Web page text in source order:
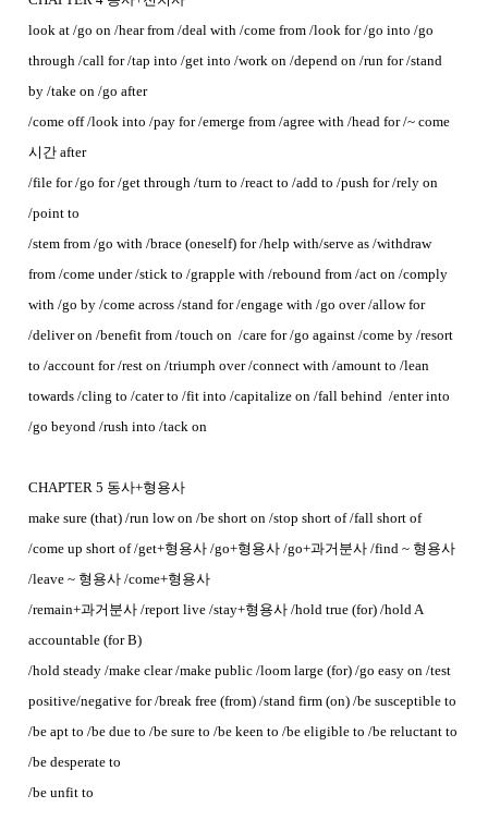
look at /go on /hear from /deal with /come from /look for /go into /go
through /call for /tap into /get into /work on /depend on /run for /stand
by /take on /go after
/come off /look into /pay for /emerge from /agree with /head for /~ come
시간 after
/file for /go for /get through /turn to /react to /add to /push for /rely on
/point to
/stem from /go with /brace (oneself) for /help with/serve as /withdraw
from /come under /stick to /grapple with /rebound from /act on /comply
with /go by /come across /stand for /engage with /go over /allow for
/deliver on /benefit from /touch on /care for /go against /come by /resort
to /account for /rest on /triumph over /connect with /amount to /lean
towards /cling to /cater to /fit into /capitalize on /fall behind /enter into
/go beyond /rush into /tack on
CHAPTER 5 동사+형용사
make sure (that) /run low on /be short on /stop short of /fall short of
/come up short of /get+형용사 /go+형용사 /go+과거분사 /find ~ 형용사
/leave ~ 형용사 /come+형용사
/remain+과거분사 /report live /stay+형용사 /hold true (for) /hold A
accountable (for B)
/hold steady /make clear /make public /loom large (for) /go easy on /test
positive/negative for /break free (from) /stand firm (on) /be susceptible to
/be apt to /be due to /be sure to /be keen to /be eligible to /be reluctant to
/be desperate to
/be unfit to